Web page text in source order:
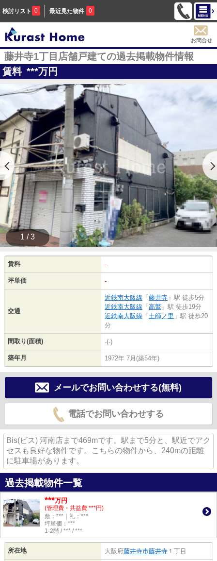
検討リスト 0 最近見た物件 0
お問合せ
藤井寺1丁目店舗戸建ての過去掲載物件情報
賃料 ***万円
1 / 3
賃料 -
坪単価 -
交通
近鉄南大阪線 「 藤井寺 」駅 徒歩5分
近鉄南大阪線 「 高鷲 」駅 徒歩19分
近鉄南大阪線 「 土師ノ里 」駅 徒歩20
分
間取り(面積) -(-)
築年月 1972年 7月(築54年)
メールでお問い合わせする(無料)
電話でお問い合わせする
Bis(ビス) 河南店まで469mです。駅まで5分と、駅近でアク
セスも良好な物件です。こちらの物件から、240mの距離
に駐車場があります。
過去掲載物件一覧
***万円
(管理費・共益費 ***円)
敷：***｜礼：***
坪単価：***
1-2階 / *** / ***
所在地 大阪府藤井寺市藤井寺 １丁目